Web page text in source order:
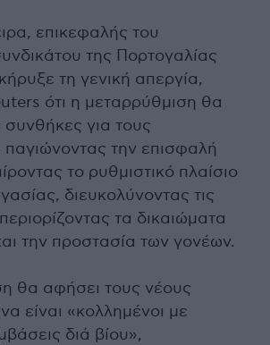
επικεφαλής του
της Πορτογαλίας
τη γενική απεργία,
ότι η μεταρρύθμιση θα
συνθήκες για τους
την επισφαλή
το ρυθμιστικό πλαίσιο
διευκολύνοντας τις
τα δικαιώματα
την προστασία των γονέων.
θα αφήσει τους νέους
είναι «κολλημένοι με
διά βίου»,